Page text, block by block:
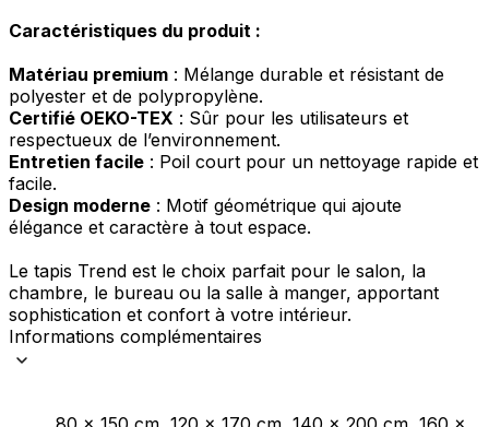
Caractéristiques du produit :
Matériau premium : Mélange durable et résistant de
polyester et de polypropylène.
Certifié OEKO-TEX : Sûr pour les utilisateurs et
respectueux de l’environnement.
Entretien facile : Poil court pour un nettoyage rapide et
facile.
Design moderne : Motif géométrique qui ajoute
élégance et caractère à tout espace.
Le tapis Trend est le choix parfait pour le salon, la
chambre, le bureau ou la salle à manger, apportant
sophistication et confort à votre intérieur.
Informations complémentaires